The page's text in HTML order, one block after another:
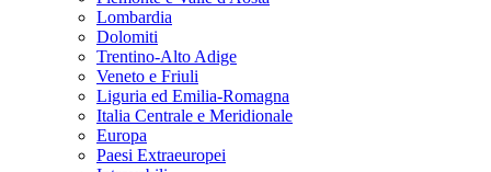
Lombardia
Dolomiti
Trentino-Alto Adige
Veneto e Friuli
Liguria ed Emilia-Romagna
Italia Centrale e Meridionale
Europa
Paesi Extraeuropei